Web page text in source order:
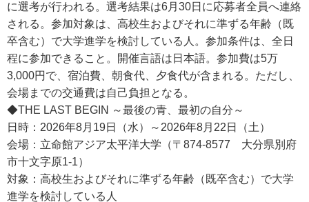
に選考が行われる。選考結果は6月30日に応募者全員へ連絡
される。参加対象は、高校生およびそれに準ずる年齢（既
卒含む）で大学進学を検討している人。参加条件は、全日
程に参加できること。開催言語は日本語。参加費は5万
3,000円で、宿泊費、朝食代、夕食代が含まれる。ただし、
会場までの交通費は自己負担となる。
◆THE LAST BEGIN ～最後の青、最初の自分～
日時：2026年8月19日（水）～2026年8月22日（土）
会場：立命館アジア太平洋大学（〒874-8577 大分県別府
市十文字原1-1）
対象：高校生およびそれに準ずる年齢（既卒含む）で大学
進学を検討している人